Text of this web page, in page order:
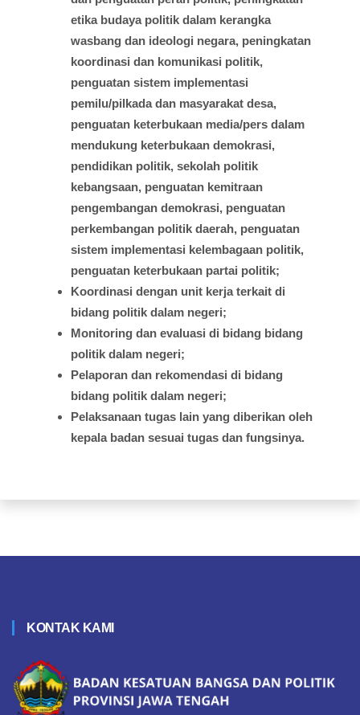
etika budaya politik dalam kerangka
wasbang dan ideologi negara, peningkatan
koordinasi dan komunikasi politik,
penguatan sistem implementasi
pemilu/pilkadadan masyarakat desa,
penguatan keterbukaan media/pers dalam
mendukung keterbukaan demokrasi,
pendidikan politik, sekolah politik
kebangsaan, penguatan kemitraan
pengembangan demokrasi, penguatan
perkembangan politik daerah, penguatan
sistem implementasi kelembagaan politik,
penguatan keterbukaan partai politik;
Koordinasi dengan unit kerja terkait di
bidang politik dalam negeri;
Monitoring dan evaluasi di bidang bidang
politik dalam negeri;
Pelaporan dan rekomendasi di bidang
bidang politik dalam negeri;
Pelaksanaan tugas lain yang diberikan oleh
kepalabadan sesuai tugas dan fungsinya.
KONTAK KAMI